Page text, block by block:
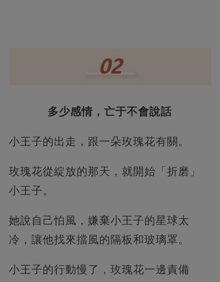
多少感情，亡于不會說話
小王子的出走，跟一朵玫瑰花有關。
玫瑰花從綻放的那天，就開始「折磨」
小王子。
她說自己怕風，嫌棄小王子的星球太
冷，讓他找來擋風的隔板和玻璃罩。
小王子的行動慢了，玫瑰花一邊責備